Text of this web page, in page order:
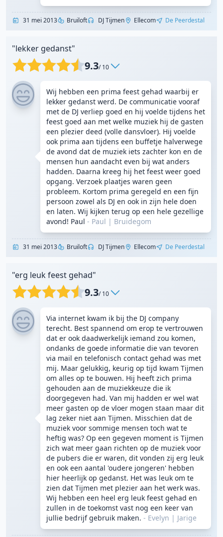
31 mei 2013 Bruiloft DJ Tijmen Ellecom De Peerdestal
"lekker gedanst"
9.3/ 10
Wij hebben een prima feest gehad waarbij er
lekker gedanst werd. De communicatie vooraf
met de DJ verliep goed en hij voelde tijdens het
feest goed aan met welke muziek hij de gasten
een plezier deed (volle dansvloer). Hij voelde
ook prima aan tijdens een buffetje halverwege
de avond dat de muziek iets zachter kon en de
mensen hun aandacht even bij wat anders
hadden. Daarna kreeg hij het feest weer goed
opgang. Verzoek plaatjes waren geen
probleem. Kortom prima geregeld en een fijn
persoon zowel als DJ en ook in zijn hele doen
en laten. Wij kijken terug op een hele gezellige
avond! Paul - Paul | Bruidegom
31 mei 2013 Bruiloft DJ Tijmen Ellecom De Peerdestal
"erg leuk feest gehad"
9.3/ 10
Via internet kwam ik bij the DJ company
terecht. Best spannend om erop te vertrouwen
dat er ook daadwerkelijk iemand zou komen,
ondanks de goede informatie die van tevoren
via mail en telefonisch contact gehad was met
mij. Maar gelukkig, keurig op tijd kwam Tijmen
om alles op te bouwen. Hij heeft zich prima
gehouden aan de muziekkeuze die ik
doorgegeven had. Van mij hadden er wel wat
meer gasten op de vloer mogen staan maar dit
lag zeker niet aan Tijmen. Misschien dat de
muziek voor sommige mensen toch wat te
heftig was? Op een gegeven moment is Tijmen
zich wat meer gaan richten op de muziek voor
de pubers die er waren, dit vonden zij erg leuk
en ook een aantal 'oudere jongeren' hebben
hier heerlijk op gedanst. Het was leuk om te
zien dat Tijmen met plezier aan het werk was.
Wij hebben een heel erg leuk feest gehad en
zullen in de toekomst vast nog een keer van
jullie bedrijf gebruik maken. - Evelyn | Jarige